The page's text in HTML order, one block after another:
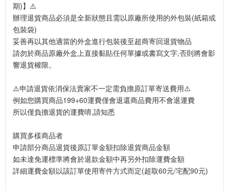
期)】⚠️
辦理退貨商品必須是全新狀態且需以原廠所使用的外包裝(紙箱或
包裝袋)
妥善再以其他適當的外盒進行包裝後至超商寄回退貨物品
請勿於商品原廠外盒上直接黏貼任何單據或書寫文字,否則將會影
響退貨權限。
⚠️申請退貨依消保法賣家不一定需負擔原訂單寄送費用⚠️
例如您購買商品199+60運費僅會退還商品費用不會退運費
所以僅負擔退貨的運費唷,請知悉
購買多樣商品者
申請部分商品退貨後原訂單金額扣除退貨商品金額
如未達免運標準將會於退款金額中再另外扣除運費金額
詳細運費金額以該訂單使用寄件方式而定(超取60元/宅配90元)